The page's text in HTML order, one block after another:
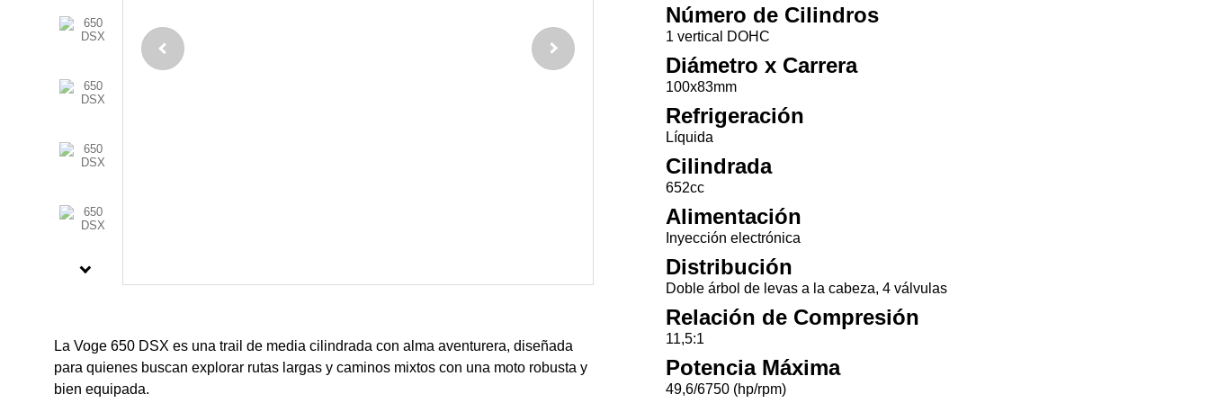
La Voge 650 DSX es una trail de media cilindrada con alma aventurera, diseñada
para quienes buscan explorar rutas largas y caminos mixtos con una moto robusta y
bien equipada.
Número de Cilindros
1 vertical DOHC
Diámetro x Carrera
100x83mm
Refrigeración
Líquida
Cilindrada
652cc
Alimentación
Inyección electrónica
Distribución
Doble árbol de levas a la cabeza, 4 válvulas
Relación de Compresión
11,5:1
Potencia Máxima
49,6/6750 (hp/rpm)